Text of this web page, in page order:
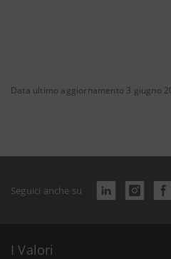
Data ultimo aggiornamento 3 giugno
Seguici anche su
I Valori